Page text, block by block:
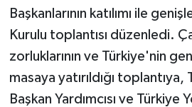
Başkanlarının katılımı ile
Kurulu toplantısı düzenledi.
zorluklarının ve Türkiye'nin
masaya yatırıldığı toplantıya,
Başkan Yardımcısı ve Türkiye